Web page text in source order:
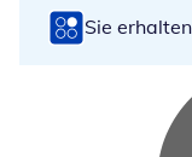
Sie erhalten